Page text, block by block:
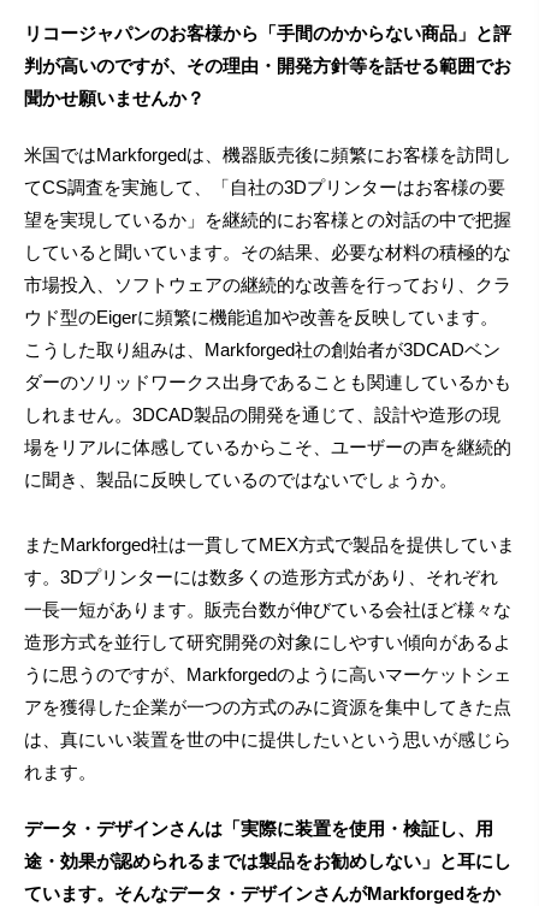
リコージャパンのお客様から「手間のかからない商品」と評
判が高いのですが、その理由・開発方針等を話せる範囲でお
聞かせ願いませんか？
米国ではMarkforgedは、機器販売後に頻繁にお客様を訪問し
てCS調査を実施して、「自社の3Dプリンターはお客様の要
望を実現しているか」を継続的にお客様との対話の中で把握
していると聞いています。その結果、必要な材料の積極的な
市場投入、ソフトウェアの継続的な改善を行っており、クラ
ウド型のEigerに頻繁に機能追加や改善を反映しています。
こうした取り組みは、Markforged社の創始者が3DCADベン
ダーのソリッドワークス出身であることも関連しているかも
しれません。3DCAD製品の開発を通じて、設計や造形の現
場をリアルに体感しているからこそ、ユーザーの声を継続的
に聞き、製品に反映しているのではないでしょうか。
またMarkforged社は一貫してMEX方式で製品を提供していま
す。3Dプリンターには数多くの造形方式があり、それぞれ
一長一短があります。販売台数が伸びている会社ほど様々な
造形方式を並行して研究開発の対象にしやすい傾向があるよ
うに思うのですが、Markforgedのように高いマーケットシェ
アを獲得した企業が一つの方式のみに資源を集中してきた点
は、真にいい装置を世の中に提供したいという思いが感じら
れます。
データ・デザインさんは「実際に装置を使用・検証し、用
途・効果が認められるまでは製品をお勧めしない」と耳にし
ています。そんなデータ・デザインさんがMarkforgedをか